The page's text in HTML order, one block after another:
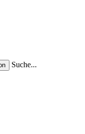
Suche...